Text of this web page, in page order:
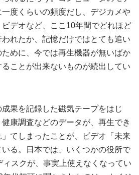
度くらいの頻度だし、デジカメや
デオなど、ここ10年間でどれほど
れたか、記憶だけではとても追い
めに、今では再生機器が無いばか
ことが出来ないものが続出してい
果を記録した磁気テープをはじ
康調査などのデータが、再生でき
てしまったことが、ビデオ「未来
る。日本では、いくつかの役所で
スクが、事実上使えなくなってい